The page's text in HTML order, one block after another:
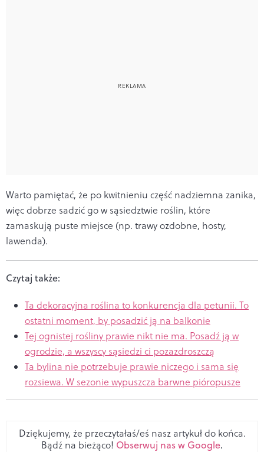
Warto pamiętać, że po kwitnieniu część nadziemna zanika,
więc dobrze sadzić go w sąsiedztwie roślin, które
zamaskują puste miejsce (np. trawy ozdobne, hosty,
lawenda).
Czytaj także:
Ta dekoracyjna roślina to konkurencja dla petunii. To
ostatni moment, by posadzić ją na balkonie
Tej ognistej rośliny prawie nikt nie ma. Posadź ją w
ogrodzie, a wszyscy sąsiedzi ci pozazdroszczą
Ta bylina nie potrzebuje prawie niczego i sama się
rozsiewa. W sezonie wypuszcza barwne pióropusze
Dziękujemy, że przeczytałaś/eś nasz artykuł do końca.
Bądź na bieżąco! Obserwuj nas w Google.